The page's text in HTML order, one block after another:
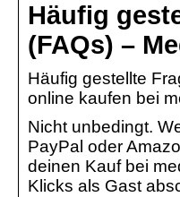
Häufig
(FAQs) –
Häufig gestellte
online kaufen bei
Nicht unbedingt.
PayPal oder
deinen Kauf bei
Klicks als Gast